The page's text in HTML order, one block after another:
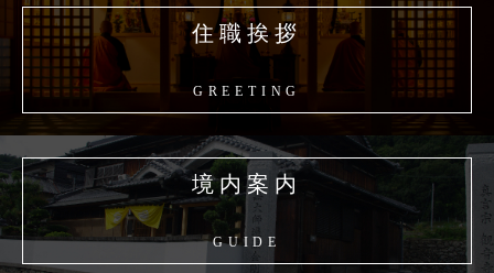
ビ
ゲ
ー
シ
ョ
ン
住職挨拶
GREETING
境内案内
GUIDE